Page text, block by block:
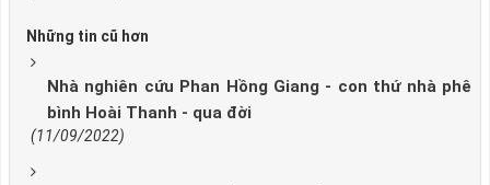
Những tin cũ hơn
Nhà nghiên cứu Phan Hồng Giang - con thứ nhà phê
bình Hoài Thanh - qua đời
(11/09/2022)